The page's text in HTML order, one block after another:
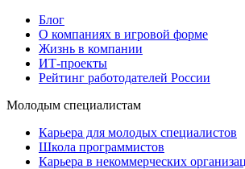
Блог
О компаниях в игровой форме
Жизнь в компании
ИТ-проекты
Рейтинг работодателей России
Молодым специалистам
Карьера для молодых специалистов
Школа программистов
Карьера в некоммерческих